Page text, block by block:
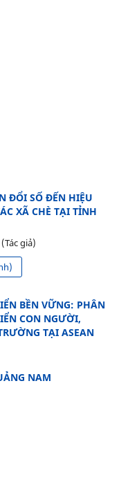
ĐỔI SỐ ĐẾN HIỆU
XÃ CHÈ TẠI TỈNH
giả)
BỀN VỮNG: PHÂN
CON NGƯỜI,
TẠI ASEAN
NAM